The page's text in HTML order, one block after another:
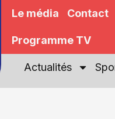
Le média Contact
Programme TV
Actualités